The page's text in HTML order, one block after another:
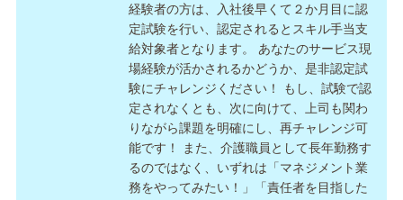
経験者の方は、入社後早くて２か月目に認
定試験を行い、認定されるとスキル手当支
給対象者となります。 あなたのサービス現
場経験が活かされるかどうか、是非認定試
験にチャレンジください！ もし、試験で認
定されなくとも、次に向けて、上司も関わ
りながら課題を明確にし、再チャレンジ可
能です！ また、介護職員として長年勤務す
るのではなく、いずれは「マネジメント業
務をやってみたい！」「責任者を目指した